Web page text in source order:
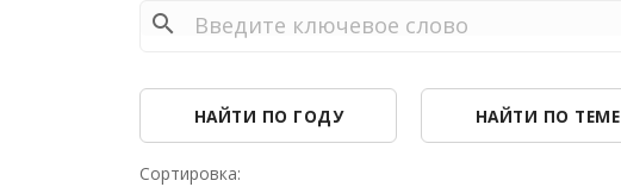
search
НАЙТИ ПО ГОДУ НАЙТИ ПО ТЕМЕ
Сортировка: